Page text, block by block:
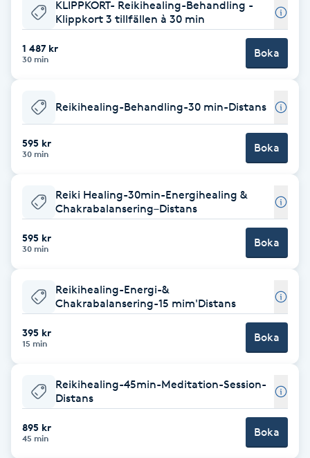
Babylights
Balayage
Bambumassage
Barber
Barnklippning
BIAB
Bottenfärg
Brynformning
Brynplockning
Bröllopsuppsättning
KLIPPKORT- Reikihealing-Behandling -
Klippkort 3 tillfällen à 30 min
1 487 kr
30 min Boka
Reikihealing-Behandling-30 min-Distans
595 kr
30 min Boka
Reiki Healing-30min-Energihealing &
Chakrabalansering–Distans
595 kr
30 min Boka
Reikihealing-Energi-&
Chakrabalansering-15 mim'Distans
395 kr
15 min Boka
Reikihealing-45min-Meditation-Session-
Distans
895 kr
45 min Boka